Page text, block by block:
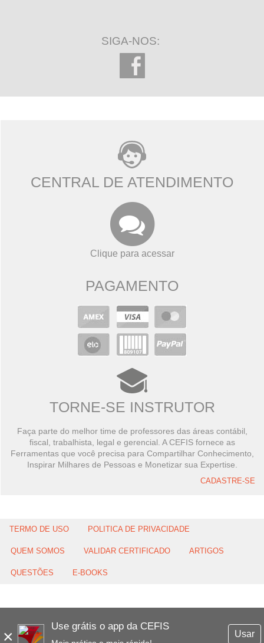
×
Use grátis o app da CEFIS
Usar
SIGA-NOS:
CENTRAL DE ATENDIMENTO
Clique para acessar
PAGAMENTO
TORNE-SE INSTRUTOR
Faça parte do melhor time de professores das áreas contábil,
fiscal, trabalhista, legal e gerencial. A CEFIS fornece as
Ferramentas que você precisa para Compartilhar Conhecimento,
Inspirar Milhares de Pessoas e Monetizar sua Expertise.
CADASTRE-SE
TERMO DE USO POLITICA DE PRIVACIDADE
QUEM SOMOS VALIDAR CERTIFICADO ARTIGOS
QUESTÕES E-BOOKS